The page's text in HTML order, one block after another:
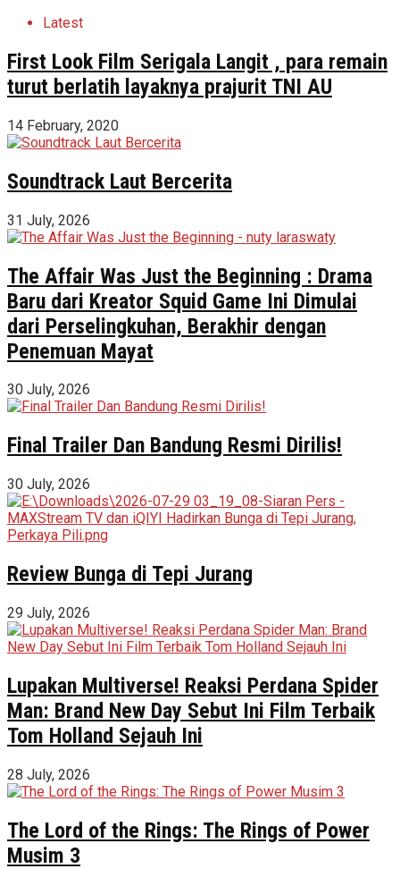
Latest
First Look Film Serigala Langit , para remain
turut berlatih layaknya prajurit TNI AU
14 February, 2020
Soundtrack Laut Bercerita
31 July, 2026
The Affair Was Just the Beginning : Drama
Baru dari Kreator Squid Game Ini Dimulai
dari Perselingkuhan, Berakhir dengan
Penemuan Mayat
30 July, 2026
Final Trailer Dan Bandung Resmi Dirilis!
30 July, 2026
Review Bunga di Tepi Jurang
29 July, 2026
Lupakan Multiverse! Reaksi Perdana Spider
Man: Brand New Day Sebut Ini Film Terbaik
Tom Holland Sejauh Ini
28 July, 2026
The Lord of the Rings: The Rings of Power
Musim 3